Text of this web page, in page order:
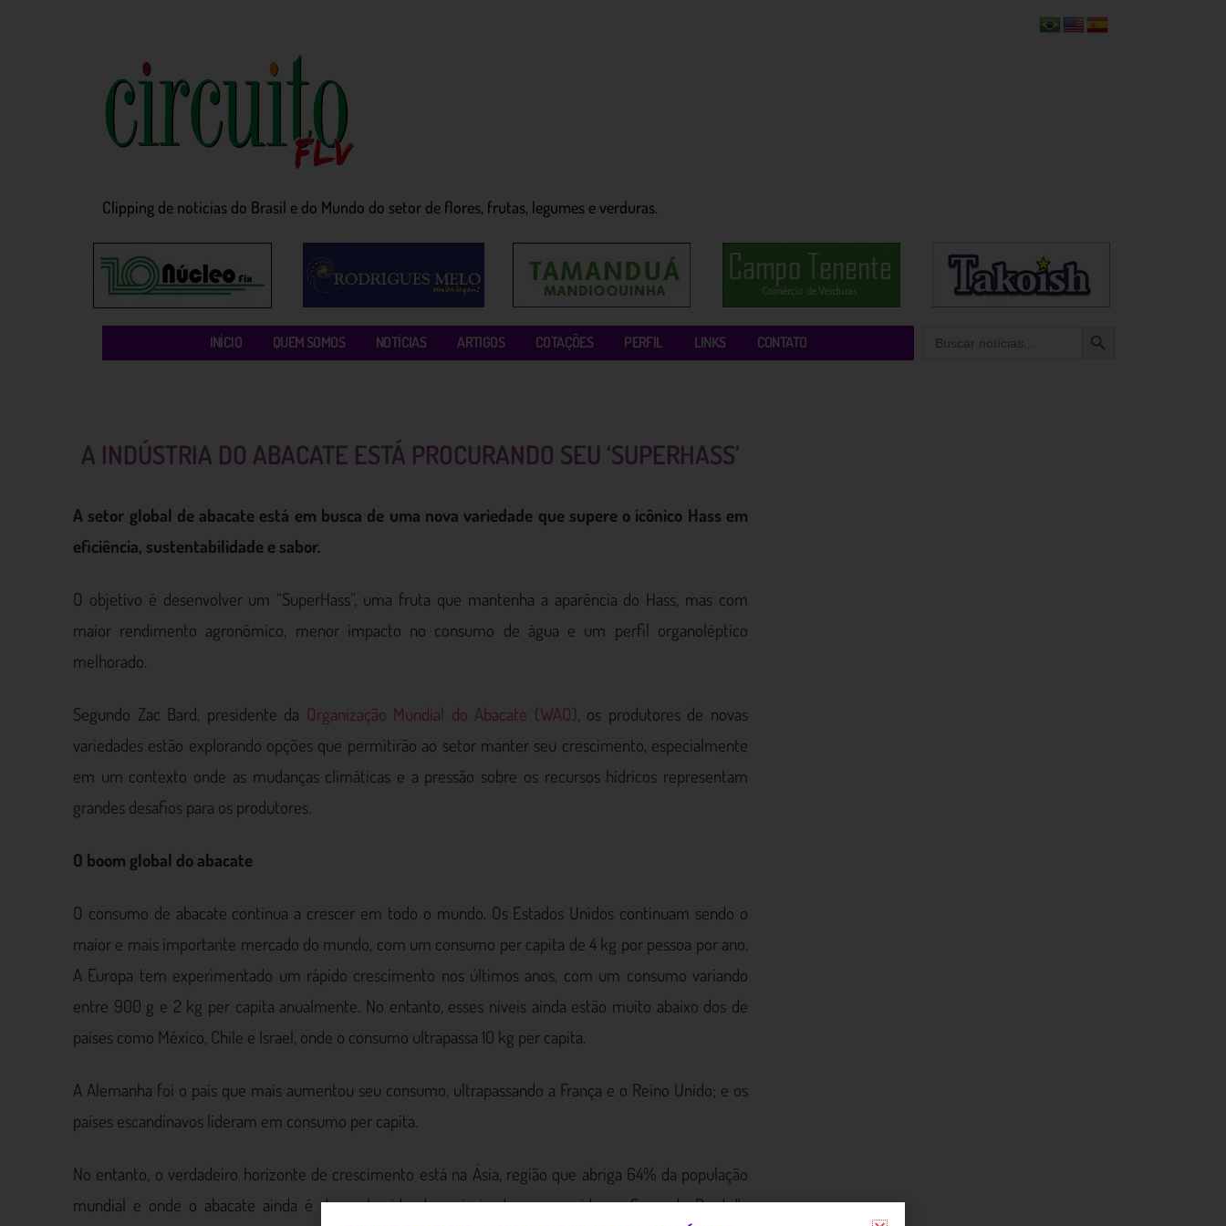
Clipping de noticias do Brasil e do Mundo do setor de flores, frutas, legumes e verduras.
INÍCIO QUEM SOMOS NOTÍCIAS ARTIGOS COTAÇÕES PERFIL LINKS CONTATO
for:
A INDÚSTRIA DO ABACATE ESTÁ PROCURANDO SEU ‘SUPERHASS’
A setor global de abacate está em busca de uma nova variedade que supere o icônico Hass em
eficiência, sustentabilidade e sabor.
O objetivo é desenvolver um “SuperHass”, uma fruta que mantenha a aparência do Hass, mas com
maior rendimento agronômico, menor impacto no consumo de água e um perfil organoléptico
melhorado.
Segundo Zac Bard, presidente da Organização Mundial do Abacate (WAO) , os produtores de novas
variedades estão explorando opções que permitirão ao setor manter seu crescimento, especialmente
em um contexto onde as mudanças climáticas e a pressão sobre os recursos hídricos representam
grandes desafios para os produtores.
O boom global do abacate
O consumo de abacate continua a crescer em todo o mundo. Os Estados Unidos continuam sendo o
maior e mais importante mercado do mundo, com um consumo per capita de 4 kg por pessoa por ano.
A Europa tem experimentado um rápido crescimento nos últimos anos, com um consumo variando
entre 900 g e 2 kg per capita anualmente. No entanto, esses níveis ainda estão muito abaixo dos de
países como México, Chile e Israel, onde o consumo ultrapassa 10 kg per capita.
A Alemanha foi o país que mais aumentou seu consumo, ultrapassando a França e o Reino Unido; e os
países escandinavos lideram em consumo per capita.
No entanto, o verdadeiro horizonte de crescimento está na Ásia, região que abriga 64% da população
mundial e onde o abacate ainda é desconhecido da maioria dos consumidores. Segundo Bard, “a